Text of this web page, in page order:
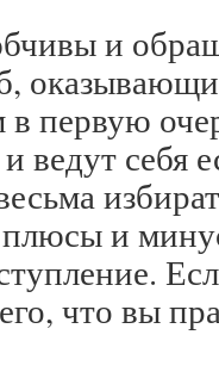
и
первую
ведут себя
плюсы и
что вы